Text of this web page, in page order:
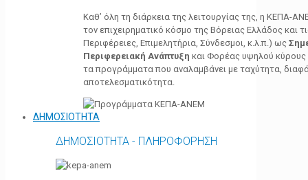
Καθ’ όλη τη διάρκεια της λειτουργίας της, η ΚΕΠΑ-
τον επιχειρηματικό κόσμο της Βόρειας Ελλάδος και
Περιφέρειες, Επιμελητήρια, Σύνδεσμοι, κ.λ.π.) ως
Περιφερειακή Ανάπτυξη και Φορέας υψηλού κύρους
τα προγράμματα που αναλαμβάνει με ταχύτητα,
αποτελεσματικότητα.
ΔΗΜΟΣΙΟΤΗΤΑ
ΔΗΜΟΣΙΟΤΗΤΑ - ΠΛΗΡΟΦΟΡΗΣΗ